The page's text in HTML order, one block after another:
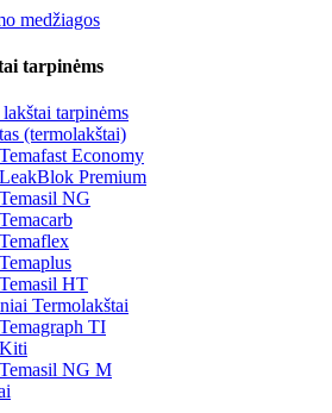
medžiagos
tarpinėms
tarpinėms
(termolakštai)
Temafast Economy
LeakBlok Premium
Temasil NG
Temacarb
Temaflex
Temaplus
Temasil HT
Termolakštai
Temagraph TI
Kiti
Temasil NG M